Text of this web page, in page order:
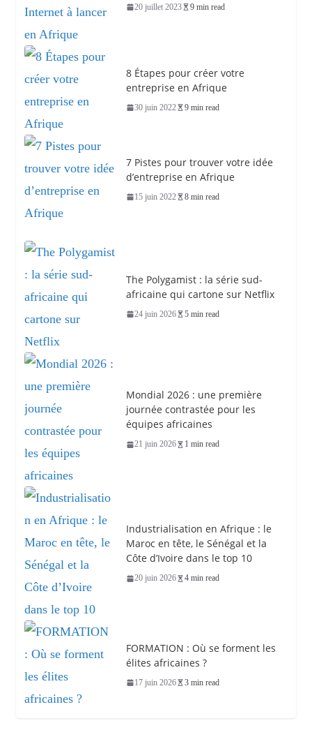
20 juillet 2023 9 min read
8 Étapes pour créer votre
entreprise en Afrique
30 juin 2022 9 min read
7 Pistes pour trouver votre idée
d’entreprise en Afrique
15 juin 2022 8 min read
The Polygamist : la série sud-
africaine qui cartone sur Netflix
24 juin 2026 5 min read
Mondial 2026 : une première
journée contrastée pour les
équipes africaines
21 juin 2026 1 min read
Industrialisation en Afrique : le
Maroc en tête, le Sénégal et la
Côte d’Ivoire dans le top 10
20 juin 2026 4 min read
FORMATION : Où se forment les
élites africaines ?
17 juin 2026 3 min read